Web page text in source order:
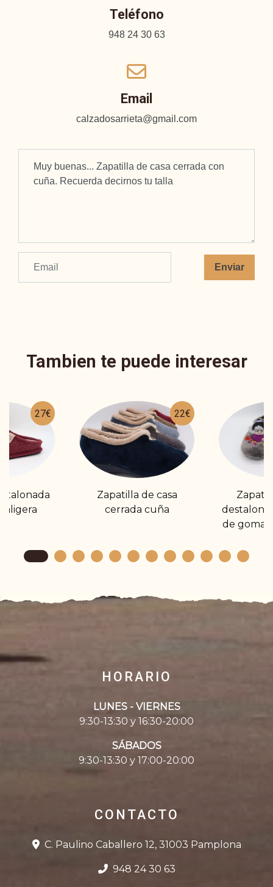
Teléfono
948 24 30 63
Email
calzadosarrieta@gmail.com
Enviar
Tambien te puede interesar
27€ 22€
Zapatilla de casa
cerrada cuña
de goma.
HORARIO
LUNES - VIERNES
9:30-13:30 y 16:30-20:00
SÁBADOS
9:30-13:30 y 17:00-20:00
CONTACTO
C. Paulino Caballero 12, 31003 Pamplona
948 24 30 63